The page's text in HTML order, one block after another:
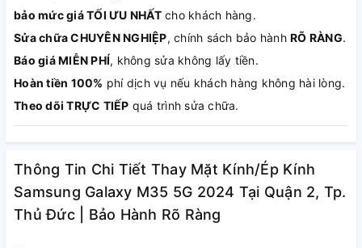
bảo mức giá TỐI ƯU NHẤTcho khách hàng.
Sửa chữa CHUYÊN NGHIỆP, chính sách bảo hành RÕ RÀNG.
Báo giá MIỄN PHÍ, không sửa không lấy tiền.
Hoàn tiền 100% phí dịch vụ nếu khách hàng không hài lòng.
Theo dõi TRỰC TIẾP quá trình sửa chữa.
Thông Tin Chi Tiết Thay Mặt Kính/Ép Kính
Samsung Galaxy M35 5G 2024 Tại Quận 2, Tp.
Thủ Đức | Bảo Hành Rõ Ràng